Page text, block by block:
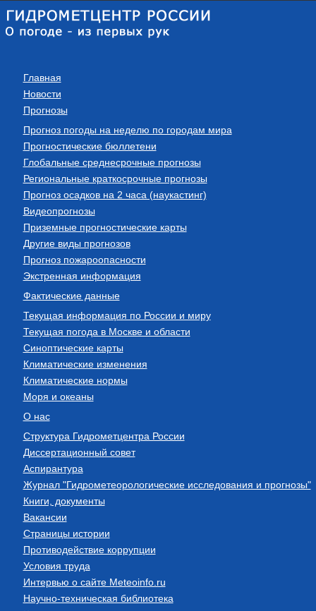
Главная
Новости
Прогнозы
Прогноз погоды на неделю по городам мира
Прогностические бюллетени
Глобальные среднесрочные прогнозы
Региональные краткосрочные прогнозы
Прогноз осадков на 2 часа (наукастинг)
Видеопрогнозы
Приземные прогностические карты
Другие виды прогнозов
Прогноз пожароопасности
Экстренная информация
Фактические данные
Текущая информация по России и миру
Текущая погода в Москве и области
Синоптические карты
Климатические изменения
Климатические нормы
Моря и океаны
О нас
Структура Гидрометцентра России
Диссертационный совет
Аспирантура
Журнал "Гидрометеорологические исследования и прогнозы"
Книги, документы
Вакансии
Страницы истории
Противодействие коррупции
Условия труда
Интервью о сайте Meteoinfo.ru
Научно-техническая библиотека